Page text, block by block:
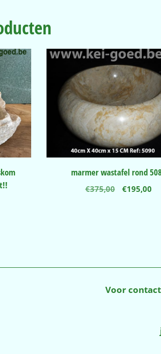
marmer wastafel rond
€375,00 €195,00
Voor